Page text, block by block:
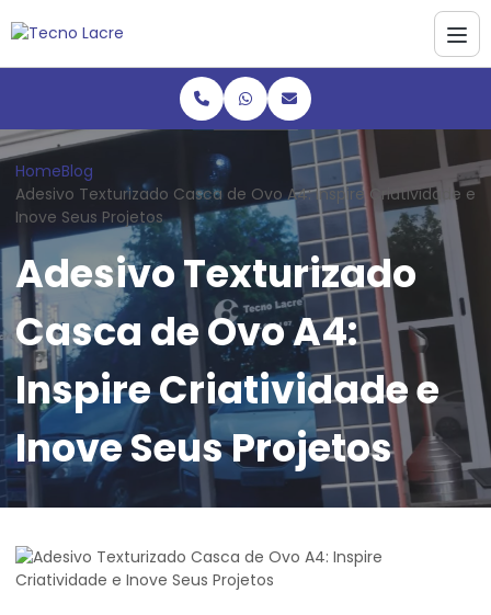
HomeBlog
Adesivo Texturizado Casca de Ovo A4: Inspire Criatividade e
Inove Seus Projetos
Adesivo Texturizado
Casca de Ovo A4:
Inspire Criatividade e
Inove Seus Projetos